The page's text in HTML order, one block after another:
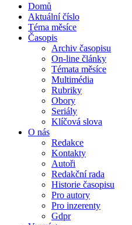
Domů
Aktuální číslo
Téma měsíce
Časopis
Archiv časopisu
On-line články
Témata měsíce
Multimédia
Rubriky
Obory
Seriály
Klíčová slova
O nás
Redakce
Kontakty
Autoři
Redakční rada
Historie časopisu
Pro autory
Pro inzerenty
Gdpr